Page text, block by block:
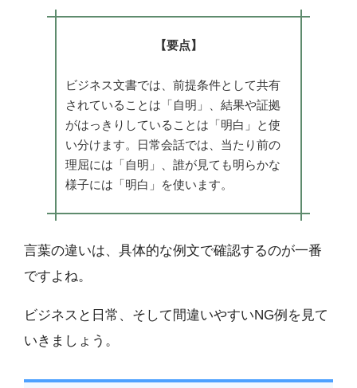
【要点】
ビジネス文書では、前提条件として共有
されていることは「自明」、結果や証拠
がはっきりしていることは「明白」と使
い分けます。日常会話では、当たり前の
理屈には「自明」、誰が見ても明らかな
様子には「明白」を使います。
言葉の違いは、具体的な例文で確認するのが一番
ですよね。
ビジネスと日常、そして間違いやすいNG例を見て
いきましょう。